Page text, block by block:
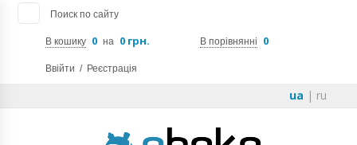
Поиск по сайту
В кошику 0 на 0 грн. В порівнянні 0
Ввійти / Реєстрація
ua | ru